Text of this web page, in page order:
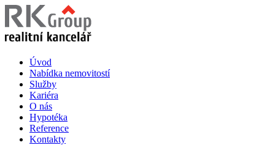
Úvod
Nabídka nemovitostí
Služby
Kariéra
O nás
Hypotéka
Reference
Kontakty